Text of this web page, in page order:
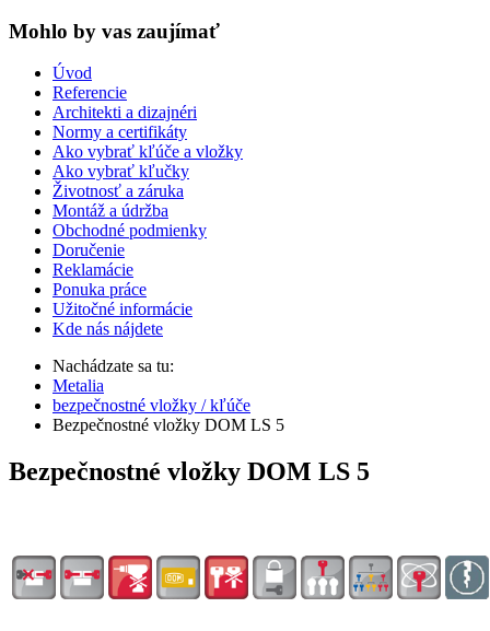
Mohlo by vas zaujímať
Úvod
Referencie
Architekti a dizajnéri
Normy a certifikáty
Ako vybrať kľúče a vložky
Ako vybrať kľučky
Životnosť a záruka
Montáž a údržba
Obchodné podmienky
Doručenie
Reklamácie
Ponuka práce
Užitočné informácie
Kde nás nájdete
Nachádzate sa tu:
Metalia
bezpečnostné vložky / kľúče
Bezpečnostné vložky DOM LS 5
Bezpečnostné vložky DOM LS 5